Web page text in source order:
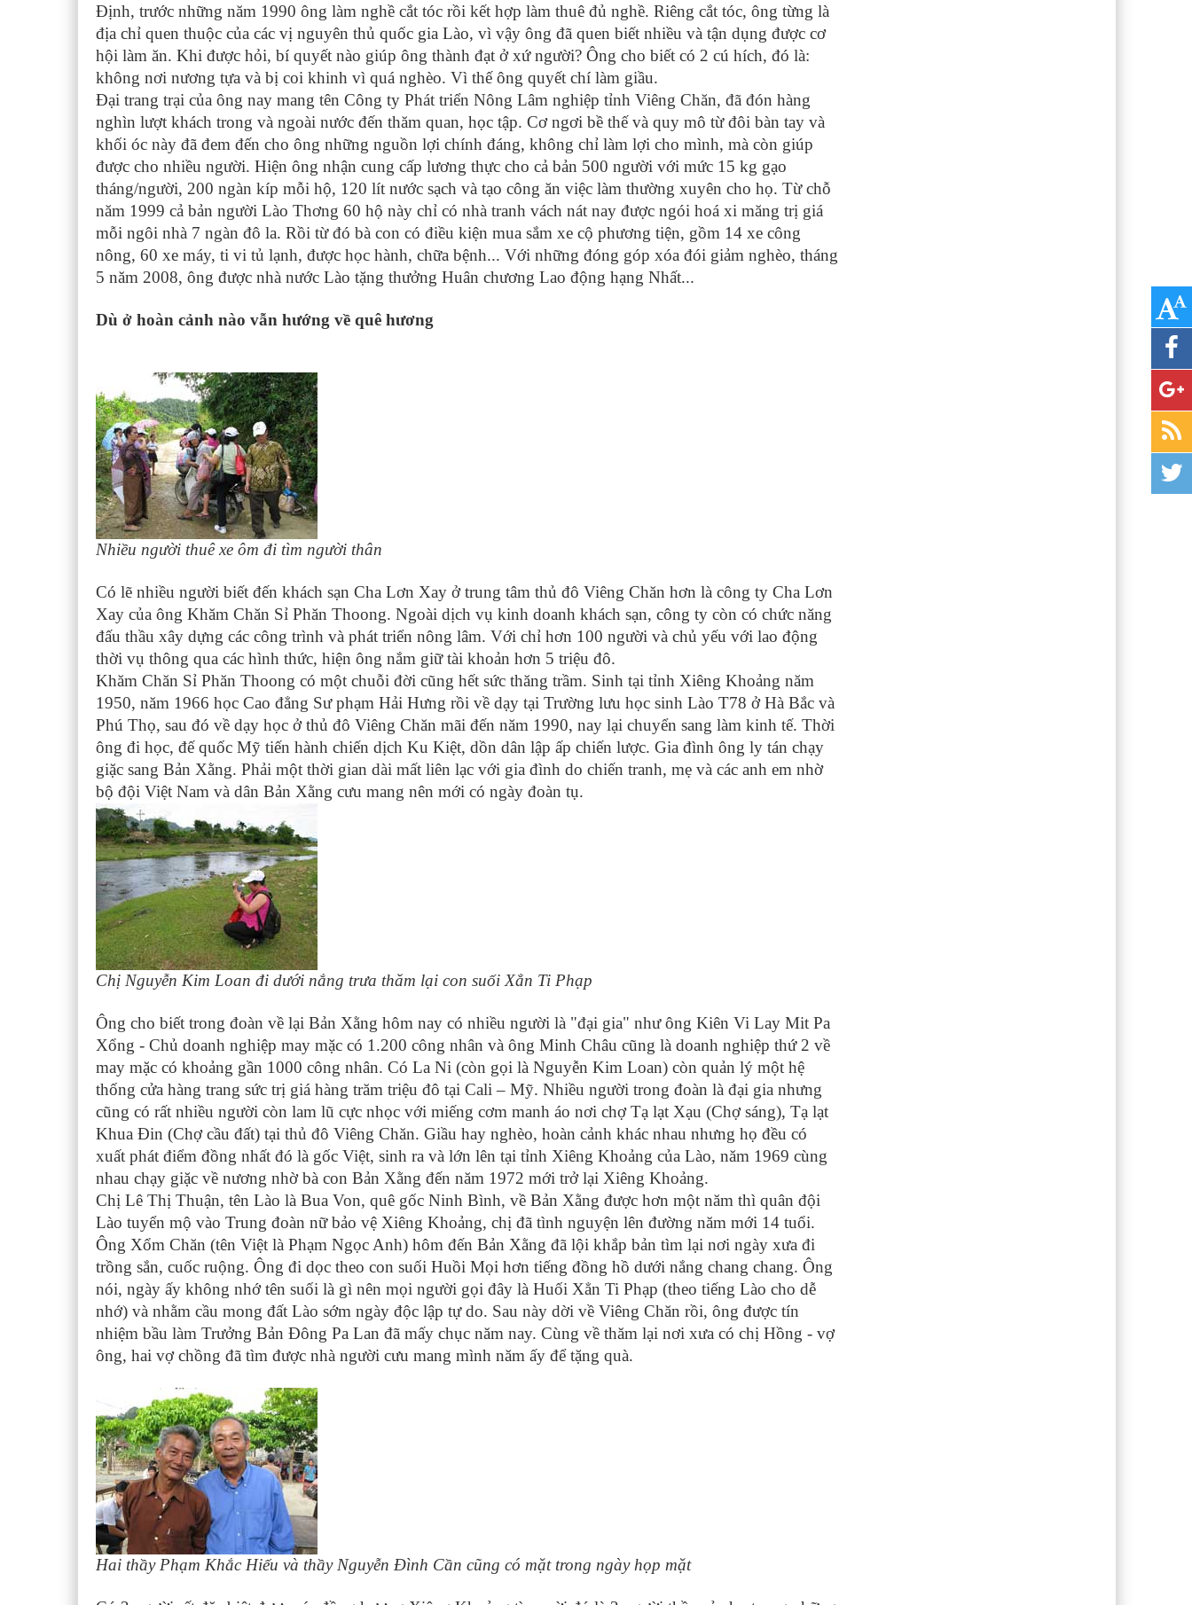
Định, trước những năm 1990 ông làm nghề cắt tóc rồi kết hợp làm thuê đủ nghề. Riêng cắt tóc, ông từng là
địa chỉ quen thuộc của các vị nguyên thủ quốc gia Lào, vì vậy ông đã quen biết nhiều và tận dụng được cơ
hội làm ăn. Khi được hỏi, bí quyết nào giúp ông thành đạt ở xứ người? Ông cho biết có 2 cú hích, đó là:
không nơi nương tựa và bị coi khinh vì quá nghèo. Vì thế ông quyết chí làm giầu.
Đại trang trại của ông nay mang tên Công ty Phát triển Nông Lâm nghiệp tỉnh Viêng Chăn, đã đón hàng
nghìn lượt khách trong và ngoài nước đến thăm quan, học tập. Cơ ngơi bề thế và quy mô từ đôi bàn tay và
khối óc này đã đem đến cho ông những nguồn lợi chính đáng, không chỉ làm lợi cho mình, mà còn giúp
được cho nhiều người. Hiện ông nhận cung cấp lương thực cho cả bản 500 người với mức 15 kg gạo
tháng/người, 200 ngàn kíp mỗi hộ, 120 lít nước sạch và tạo công ăn việc làm thường xuyên cho họ. Từ chỗ
năm 1999 cả bản người Lào Thơng 60 hộ này chỉ có nhà tranh vách nát nay được ngói hoá xi măng trị giá
mỗi ngôi nhà 7 ngàn đô la. Rồi từ đó bà con có điều kiện mua sắm xe cộ phương tiện, gồm 14 xe công
nông, 60 xe máy, ti vi tủ lạnh, được học hành, chữa bệnh... Với những đóng góp xóa đói giảm nghèo, tháng
5 năm 2008, ông được nhà nước Lào tặng thưởng Huân chương Lao động hạng Nhất...
Dù ở hoàn cảnh nào vẫn hướng về quê hương
Nhiều người thuê xe ôm đi tìm người thân
Có lẽ nhiều người biết đến khách sạn Cha Lơn Xay ở trung tâm thủ đô Viêng Chăn hơn là công ty Cha Lơn
Xay của ông Khăm Chăn Sỉ Phăn Thoong. Ngoài dịch vụ kinh doanh khách sạn, công ty còn có chức năng
đấu thầu xây dựng các công trình và phát triển nông lâm. Với chỉ hơn 100 người và chủ yếu với lao động
thời vụ thông qua các hình thức, hiện ông nắm giữ tài khoản hơn 5 triệu đô.
Khăm Chăn Sỉ Phăn Thoong có một chuỗi đời cũng hết sức thăng trầm. Sinh tại tỉnh Xiêng Khoảng năm
1950, năm 1966 học Cao đẳng Sư phạm Hải Hưng rồi về dạy tại Trường lưu học sinh Lào T78 ở Hà Bắc và
Phú Thọ, sau đó về dạy học ở thủ đô Viêng Chăn mãi đến năm 1990, nay lại chuyển sang làm kinh tế. Thời
ông đi học, đế quốc Mỹ tiến hành chiến dịch Ku Kiệt, dồn dân lập ấp chiến lược. Gia đình ông ly tán chạy
giặc sang Bản Xằng. Phải một thời gian dài mất liên lạc với gia đình do chiến tranh, mẹ và các anh em nhờ
bộ đội Việt Nam và dân Bản Xằng cưu mang nên mới có ngày đoàn tụ.
Chị Nguyễn Kim Loan đi dưới nắng trưa thăm lại con suối Xẳn Ti Phạp
Ông cho biết trong đoàn về lại Bản Xằng hôm nay có nhiều người là "đại gia" như ông Kiên Vi Lay Mit Pa
Xổng - Chủ doanh nghiệp may mặc có 1.200 công nhân và ông Minh Châu cũng là doanh nghiệp thứ 2 về
may mặc có khoảng gần 1000 công nhân. Có La Ni (còn gọi là Nguyễn Kim Loan) còn quản lý một hệ
thống cửa hàng trang sức trị giá hàng trăm triệu đô tại Cali – Mỹ. Nhiều người trong đoàn là đại gia nhưng
cũng có rất nhiều người còn lam lũ cực nhọc với miếng cơm manh áo nơi chợ Tạ lạt Xạu (Chợ sáng), Tạ lạt
Khua Đin (Chợ cầu đất) tại thủ đô Viêng Chăn. Giầu hay nghèo, hoàn cảnh khác nhau nhưng họ đều có
xuất phát điểm đồng nhất đó là gốc Việt, sinh ra và lớn lên tại tỉnh Xiêng Khoảng của Lào, năm 1969 cùng
nhau chạy giặc về nương nhờ bà con Bản Xằng đến năm 1972 mới trở lại Xiêng Khoảng.
Chị Lê Thị Thuận, tên Lào là Bua Von, quê gốc Ninh Bình, về Bản Xằng được hơn một năm thì quân đội
Lào tuyển mộ vào Trung đoàn nữ bảo vệ Xiêng Khoảng, chị đã tình nguyện lên đường năm mới 14 tuổi.
Ông Xổm Chăn (tên Việt là Phạm Ngọc Anh) hôm đến Bản Xằng đã lội khắp bản tìm lại nơi ngày xưa đi
trồng sắn, cuốc ruộng. Ông đi dọc theo con suối Huồi Mọi hơn tiếng đồng hồ dưới nắng chang chang. Ông
nói, ngày ấy không nhớ tên suối là gì nên mọi người gọi đây là Huối Xẳn Ti Phạp (theo tiếng Lào cho dễ
nhớ) và nhằm cầu mong đất Lào sớm ngày độc lập tự do. Sau này dời về Viêng Chăn rồi, ông được tín
nhiệm bầu làm Trưởng Bản Đông Pa Lan đã mấy chục năm nay. Cùng về thăm lại nơi xưa có chị Hồng - vợ
ông, hai vợ chồng đã tìm được nhà người cưu mang mình năm ấy để tặng quà.
Hai thầy Phạm Khắc Hiếu và thầy Nguyễn Đình Cần cũng có mặt trong ngày họp mặt